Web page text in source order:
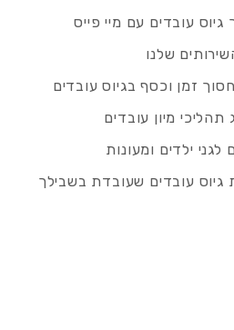
גיוס עובדים עם מיי פייס
שלנו
זמן וכסף בגיוס עובדים
תהליכי מיון עובדים
לגני ילדים ומעונות
גיוס עובדים שעובדת בשבילך